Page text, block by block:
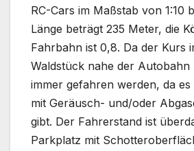
RC-Cars im Maßstab von 1:10
Länge beträgt 235 Meter, die
Fahrbahn ist 0,8. Da der Kurs
Waldstück nahe der Autobahn
immer gefahren werden, da
mit Geräusch- und/oder
gibt. Der Fahrerstand ist
Parkplatz mit